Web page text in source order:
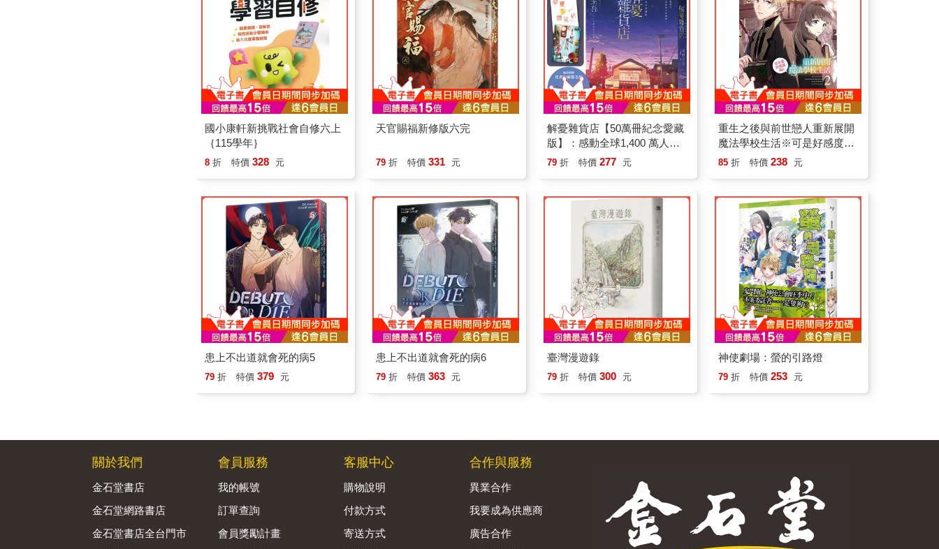
國小康軒新挑戰社會自修六上
｛115學年｝
8 折 特價 328 元
天官賜福新修版六完
79 折 特價 331 元
解憂雜貨店【50萬冊紀念愛藏
版】：感動全球1,400 萬人的
奇蹟之書，東野圭吾最令人感
片」）
79 折 特價 277 元
重生之後與前世戀人重新展開
魔法學校生活※可是好感度為
0 (首刷附錄版) 02
85 折 特價 238 元
患上不出道就會死的病5
79 折 特價 379 元
患上不出道就會死的病6
79 折 特價 363 元
臺灣漫遊錄
79 折 特價 300 元
神使劇場：螢的引路燈
79 折 特價 253 元
關於我們
金石堂書店
金石堂網路書店
金石堂書店全台門市
會員服務
我的帳號
訂單查詢
會員獎勵計畫
客服中心
購物說明
付款方式
寄送方式
合作與服務
異業合作
我要成為供應商
廣告合作